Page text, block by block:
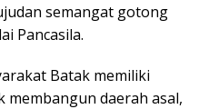
semangat gotong
Pancasila.
Batak memiliki
membangun daerah asal,